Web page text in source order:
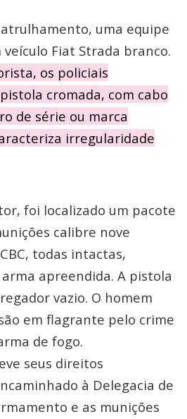
uma equipe
Fiat Strada branco.
os policiais
cromada, com cabo
de série ou marca
irregularidade
foi localizado um pacote
calibre nove
todas intactas,
apreendida. A pistola
vazio. O homem
em flagrante pelo crime
de fogo.
seus direitos
à Delegacia de
e as munições